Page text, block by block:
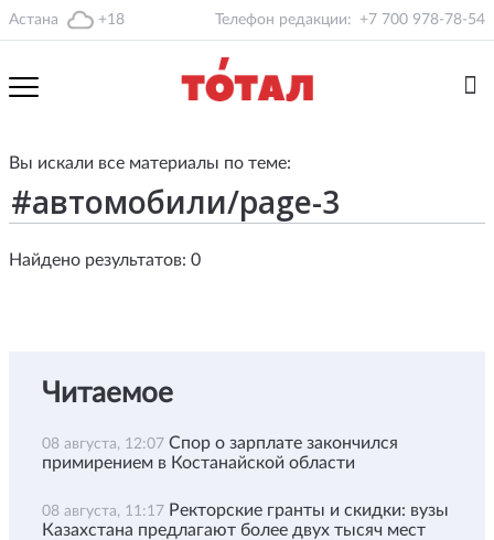
Астана +18 Телефон редакции: +7 700 978-78-54
Вы искали все материалы по теме:
Найдено результатов: 0
Читаемое
08 августа, 12:07 Спор о зарплате закончился
примирением в Костанайской области
08 августа, 11:17 Ректорские гранты и скидки: вузы
Казахстана предлагают более двух тысяч мест